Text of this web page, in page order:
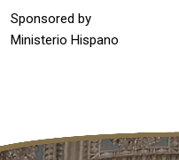
Sponsored by
Ministerio Hispano